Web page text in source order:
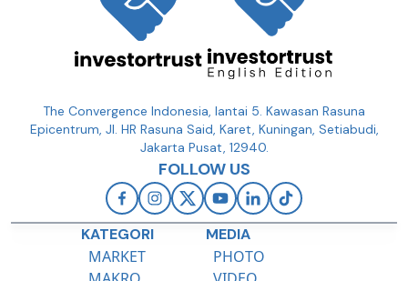
The Convergence Indonesia, lantai 5. Kawasan Rasuna
Epicentrum, Jl. HR Rasuna Said, Karet, Kuningan, Setiabudi,
Jakarta Pusat, 12940.
FOLLOW US
KATEGORI
MARKET
MEDIA
PHOTO